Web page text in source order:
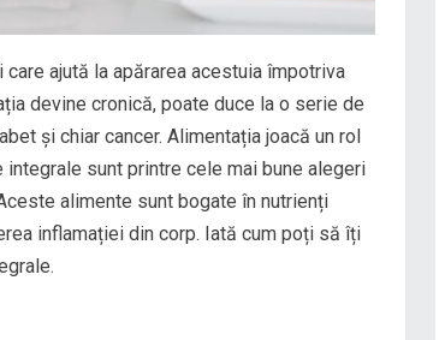
ajută la apărarea acestuia împotriva
devine cronică, poate duce la o serie de
și chiar cancer. Alimentația joacă un rol
sunt printre cele mai bune alegeri
alimente sunt bogate în nutrienți
inflamației din corp. Iată cum poți să îți